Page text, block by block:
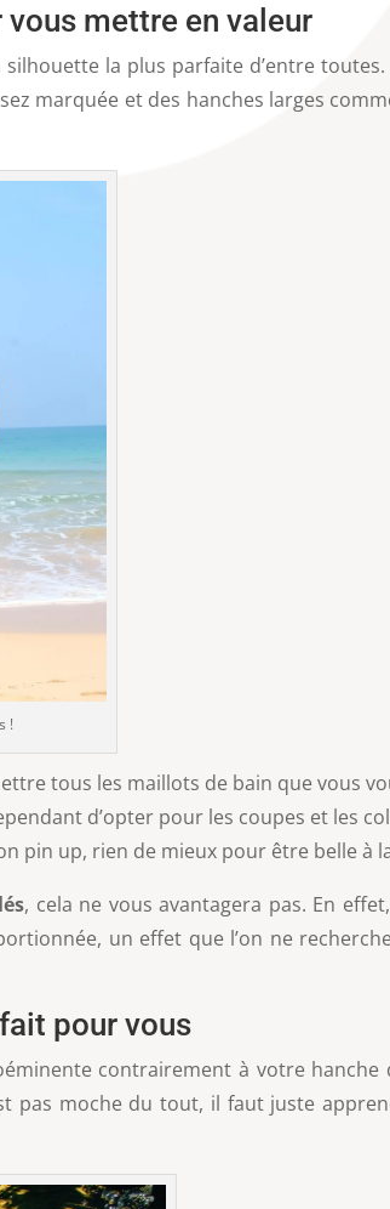
mettre en valeur
la plus parfaite d’entre
marquée et des hanches larges
!
tous les maillots de bain que vous
d’opter pour les coupes et les
pin up, rien de mieux pour être belle à
, cela ne vous avantagera pas. En
un effet que l’on ne
pour vous
contrairement à votre hanche
pas moche du tout, il faut juste